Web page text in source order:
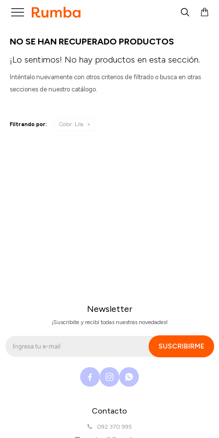

NO SE HAN RECUPERADO PRODUCTOS
¡Lo sentimos! No hay productos en esta sección.
Inténtalo nuevamente con otros criterios de filtrado o busca en otras
secciones de nuestro catálogo.
Filtrando por: Color: Lila
Contacto
092 370 995
Newsletter
¡Suscribite y recibí todas nuestras novedades!
SUSCRIBIRME
  